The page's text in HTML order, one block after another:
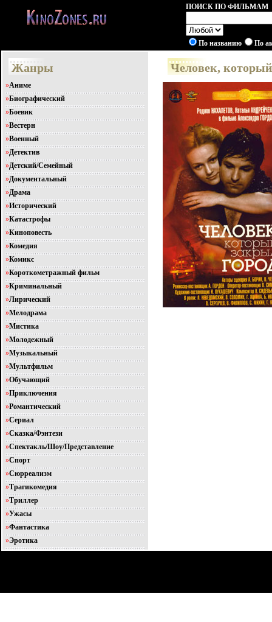
ПОИСК ПО ФИЛЬМАМ
По названию По
Жанры
»Аниме
»Биографический
»Боевик
»Вестерн
»Военный
»Детектив
»Детский/Семейный
»Документальный
»Драма
»Исторический
»Катастрофы
»Киноповесть
»Комедия
»Комикс
»Короткометражный фильм
»Криминальный
»Лирический
»Мелодрама
»Мистика
»Молодежный
»Музыкальный
»Мультфильм
»Обучающий
»Приключения
»Романтический
»Сериал
»Сказка/Фэнтези
»Спектакль/Шоу/Представление
»Спорт
»Сюрреализм
»Трагикомедия
»Триллер
»Ужасы
»Фантастика
»Эротика
Человек,